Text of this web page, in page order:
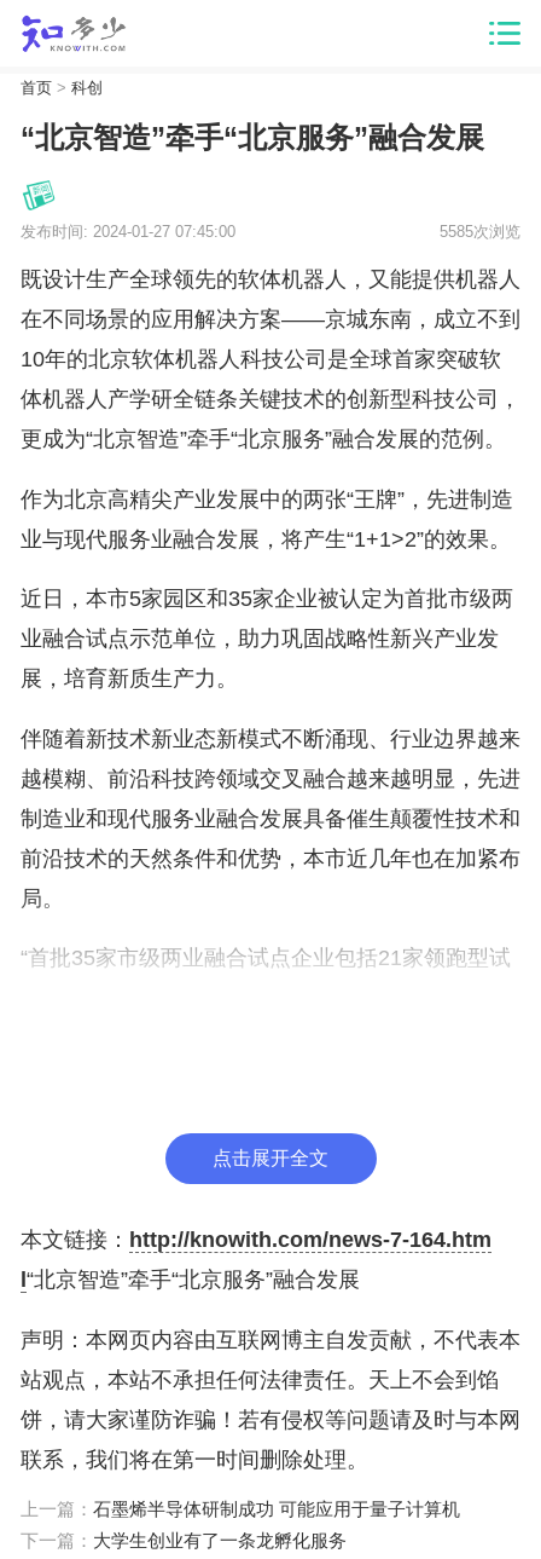
首页> 科创
“北京智造”牵手“北京服务”融合发展
发布时间: 2024-01-27 07:45:00 5585次浏览
既设计生产全球领先的软体机器人，又能提供机器人
在不同场景的应用解决方案——京城东南，成立不到
10年的北京软体机器人科技公司是全球首家突破软
体机器人产学研全链条关键技术的创新型科技公司，
更成为“北京智造”牵手“北京服务”融合发展的范例。
作为北京高精尖产业发展中的两张“王牌”，先进制造
业与现代服务业融合发展，将产生“1+1>2”的效果。
近日，本市5家园区和35家企业被认定为首批市级两
业融合试点示范单位，助力巩固战略性新兴产业发
展，培育新质生产力。
伴随着新技术新业态新模式不断涌现、行业边界越来
越模糊、前沿科技跨领域交叉融合越来越明显，先进
制造业和现代服务业融合发展具备催生颠覆性技术和
前沿技术的天然条件和优势，本市近几年也在加紧布
局。
“首批35家市级两业融合试点企业包括21家领跑型试
下游环节之间的协同合作、联动融通，助力提升北京
8个领域中，新一代信息技术和制造业服务业融合领
域，将通过自主研发工业仿真软件、提供上下游一体
化解决方案、搭建工业互联网平台等方式，助力相关
行业提升投入产出效率；医药制造与健康服务有机融
合领域则通过创新互联网医疗等方式，为医药健康行
业赋能；高端装备与服务业融合领域通过加速数字技
术与装备制造深度融合为生产模式、组织模式、业务
方式等赋能，带动产业链上下游转型升级……
点击展开全文
本文链接： http://knowith.com/news-7-164.htm
“北京智造”牵手“北京服务”融合发展
声明：本网页内容由互联网博主自发贡献，不代表本
站观点，本站不承担任何法律责任。天上不会到馅
饼，请大家谨防诈骗！若有侵权等问题请及时与本网
联系，我们将在第一时间删除处理。
上一篇： 石墨烯半导体研制成功 可能应用于量子计算机
下一篇： 大学生创业有了一条龙孵化服务